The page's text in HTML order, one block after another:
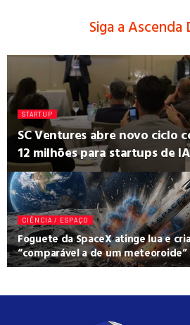
Siga a Ascenda
STARTUP
SC Ventures abre novo ciclo
12 milhões para startups de IA
CIÊNCIA / ESPAÇO
Foguete da SpaceX atinge lua e
“comparável a de um meteoroide”